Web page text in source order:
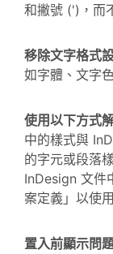
和撇號 (')，而
移除文字格式
如字體、文字
使用以下方式
中的樣式與
的字元或段落
InDesign 文件
案定義」以使
置入前顯示問